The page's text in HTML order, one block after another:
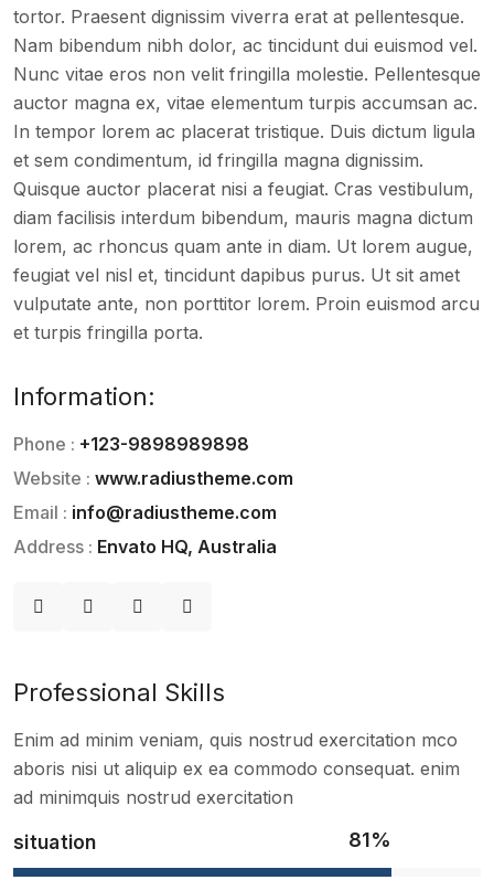
tortor. Praesent dignissim viverra erat at pellentesque.
Nam bibendum nibh dolor, ac tincidunt dui euismod vel.
Nunc vitae eros non velit fringilla molestie. Pellentesque
auctor magna ex, vitae elementum turpis accumsan ac.
In tempor lorem ac placerat tristique. Duis dictum ligula
et sem condimentum, id fringilla magna dignissim.
Quisque auctor placerat nisi a feugiat. Cras vestibulum,
diam facilisis interdum bibendum, mauris magna dictum
lorem, ac rhoncus quam ante in diam. Ut lorem augue,
feugiat vel nisl et, tincidunt dapibus purus. Ut sit amet
vulputate ante, non porttitor lorem. Proin euismod arcu
et turpis fringilla porta.
Information:
Phone : +123-9898989898
Website : www.radiustheme.com
Email : info@radiustheme.com
Address : Envato HQ, Australia
Professional Skills
Enim ad minim veniam, quis nostrud exercitation mco
aboris nisi ut aliquip ex ea commodo consequat. enim
ad minimquis nostrud exercitation
situation 81%